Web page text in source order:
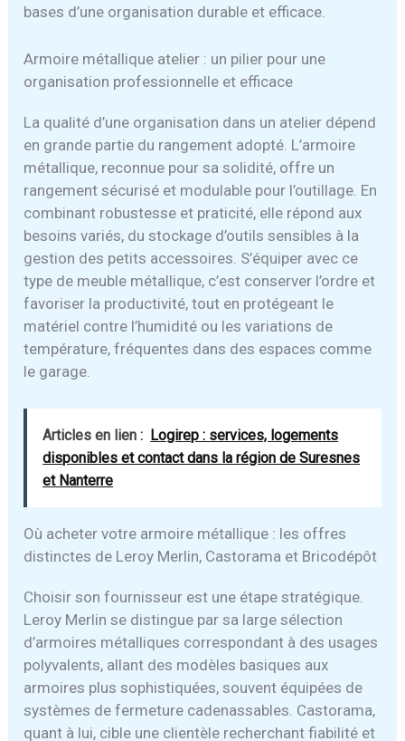
bases d’une organisation durable et efficace.
Armoire métallique atelier : un pilier pour une
organisation professionnelle et efficace
La qualité d’une organisation dans un atelier dépend
en grande partie du rangement adopté. L’armoire
métallique, reconnue pour sa solidité, offre un
rangement sécurisé et modulable pour l’outillage. En
combinant robustesse et praticité, elle répond aux
besoins variés, du stockage d’outils sensibles à la
gestion des petits accessoires. S’équiper avec ce
type de meuble métallique, c’est conserver l’ordre et
favoriser la productivité, tout en protégeant le
matériel contre l’humidité ou les variations de
température, fréquentes dans des espaces comme
le garage.
Articles en lien : Logirep : services, logements
disponibles et contact dans la région de Suresnes
et Nanterre
Où acheter votre armoire métallique : les offres
distinctes de Leroy Merlin, Castorama et Bricodépôt
Choisir son fournisseur est une étape stratégique.
Leroy Merlin se distingue par sa large sélection
d’armoires métalliques correspondant à des usages
polyvalents, allant des modèles basiques aux
armoires plus sophistiquées, souvent équipées de
systèmes de fermeture cadenassables. Castorama,
quant à lui, cible une clientèle recherchant fiabilité et